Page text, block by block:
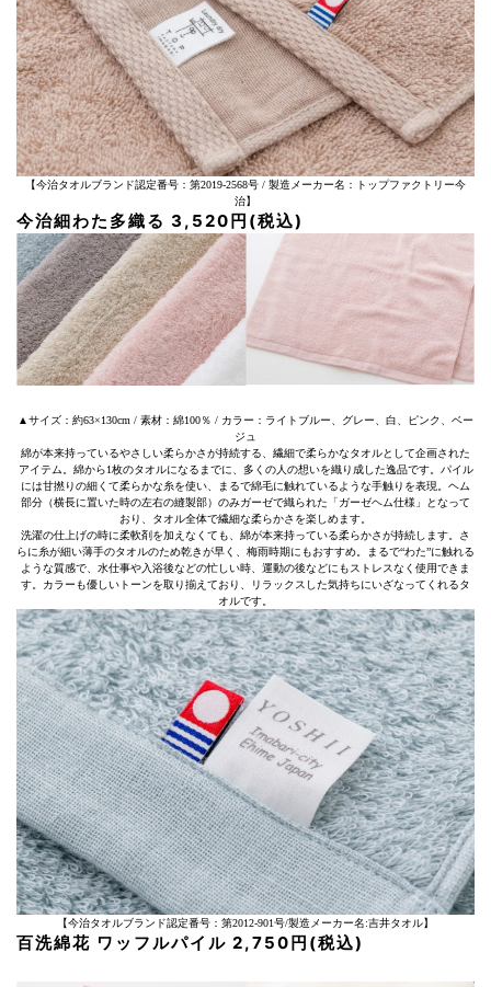
【今治タオルブランド認定番号：第2019-2568号 / 製造メーカー名：トップファクトリー今
治】
今治細わた多織る 3,520円(税込)
▲サイズ：約63×130cm / 素材：綿100％ / カラー：ライトブルー、グレー、白、ピンク、ベー
ジュ
綿が本来持っているやさしい柔らかさが持続する、繊細で柔らかなタオルとして企画された
アイテム。綿から1枚のタオルになるまでに、多くの人の想いを織り成した逸品です。パイル
には甘撚りの細くて柔らかな糸を使い、まるで綿毛に触れているような手触りを表現。ヘム
部分（横長に置いた時の左右の縫製部）のみガーゼで織られた「ガーゼヘム仕様」となって
おり、タオル全体で繊細な柔らかさを楽しめます。
洗濯の仕上げの時に柔軟剤を加えなくても、綿が本来持っている柔らかさが持続します。さ
らに糸が細い薄手のタオルのため乾きが早く、梅雨時期にもおすすめ。まるで“わた”に触れる
ような質感で、水仕事や入浴後などの忙しい時、運動の後などにもストレスなく使用できま
す。カラーも優しいトーンを取り揃えており、リラックスした気持ちにいざなってくれるタ
オルです。
【今治タオルブランド認定番号：第2012-901号/製造メーカー名:吉井タオル】
百洗綿花 ワッフルパイル 2,750円(税込)